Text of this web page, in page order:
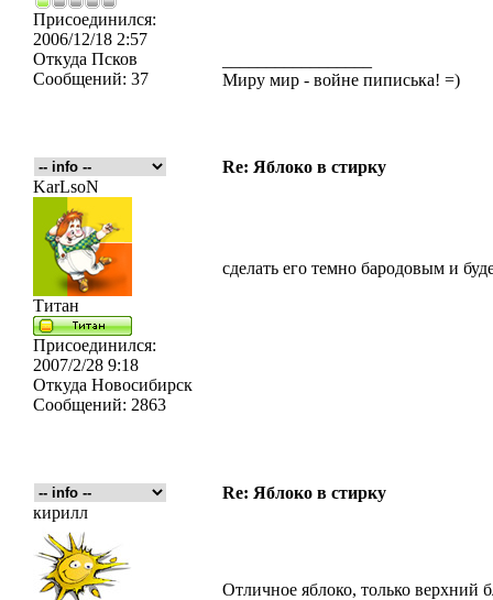
Присоединился:
2006/12/18 2:57
Откуда Псков
Сообщений: 37
Миру мир - войне пиписька! =)
Re: Яблоко в стирку
KarLsoN
Титан
Присоединился:
2007/2/28 9:18
Откуда Новосибирск
Сообщений: 2863
сделать его темно бародовым и
Re: Яблоко в стирку
кирилл
Отличное яблоко, только верхний